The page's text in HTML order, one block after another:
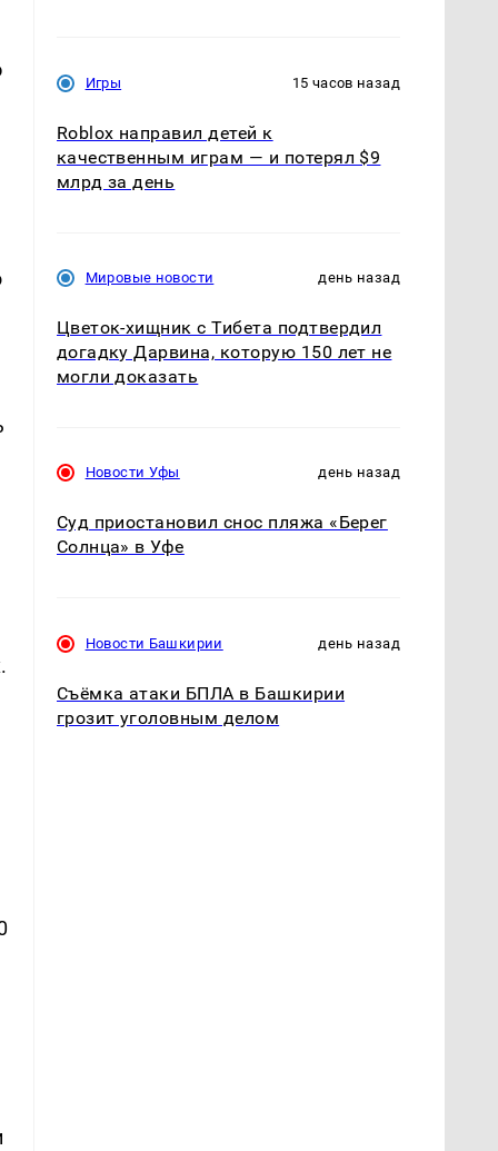
Игры 15 часов назад
Roblox направил детей к
качественным играм — и потерял $9
млрд за день
Мировые новости день назад
Цветок-хищник с Тибета подтвердил
догадку Дарвина, которую 150 лет не
могли доказать
Новости Уфы день назад
Суд приостановил снос пляжа «Берег
Солнца» в Уфе
Новости Башкирии день назад
Съёмка атаки БПЛА в Башкирии
грозит уголовным делом